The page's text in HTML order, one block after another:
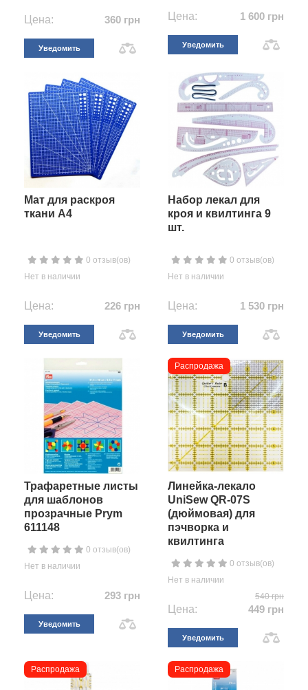
Цена: 360 грн
Уведомить
Цена: 1 600 грн
Уведомить
Мат для раскроя
ткани А4
0 отзыв(ов)
Нет в наличии
Цена: 226 грн
Уведомить
Набор лекал для
кроя и квилтинга 9
шт.
0 отзыв(ов)
Нет в наличии
Цена: 1 530 грн
Уведомить
Трафаретные листы
для шаблонов
прозрачные Prym
611148
0 отзыв(ов)
Нет в наличии
Цена: 293 грн
Уведомить
Распродажа
Линейка-лекало
UniSew QR-07S
(дюймовая) для
пэчворка и
квилтинга
0 отзыв(ов)
Нет в наличии
540 грн
Цена: 449 грн
Уведомить
Распродажа Распродажа